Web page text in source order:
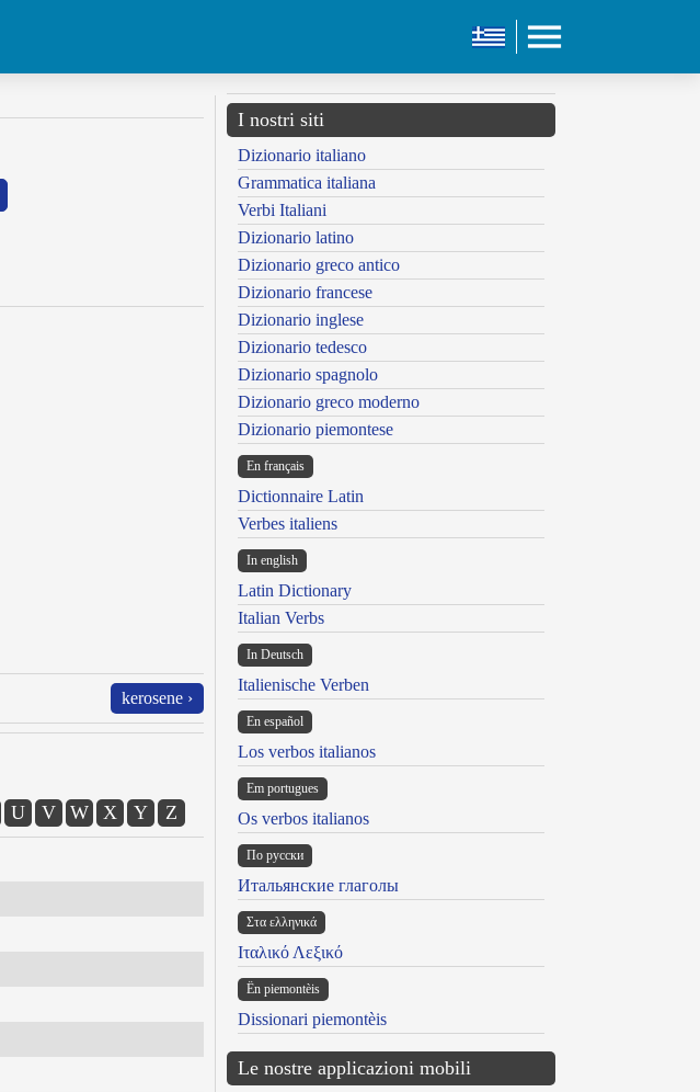
kerosene ›
U V W X Y Z
I nostri siti
Dizionario italiano
Grammatica italiana
Verbi Italiani
Dizionario latino
Dizionario greco antico
Dizionario francese
Dizionario inglese
Dizionario tedesco
Dizionario spagnolo
Dizionario greco moderno
Dizionario piemontese
En français
Dictionnaire Latin
Verbes italiens
In english
Latin Dictionary
Italian Verbs
In Deutsch
Italienische Verben
En español
Los verbos italianos
Em portugues
Os verbos italianos
По русски
Итальянские глаголы
Στα ελληνικά
Ιταλικό Λεξικό
Ën piemontèis
Dissionari piemontèis
Le nostre applicazioni mobili